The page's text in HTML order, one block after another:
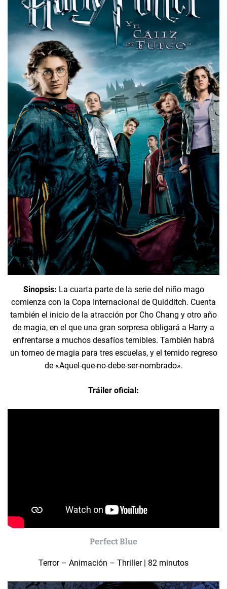
Sinopsis: La cuarta parte de la serie del niño mago
comienza con la Copa Internacional de Quidditch. Cuenta
también el inicio de la atracción por Cho Chang y otro año
de magia, en el que una gran sorpresa obligará a Harry a
enfrentarse a muchos desafíos temibles. También habrá
un torneo de magia para tres escuelas, y el temido regreso
de «Aquel-que-no-debe-ser-nombrado».
Tráiler oficial:
Perfect Blue
Terror – Animación – Thriller | 82 minutos